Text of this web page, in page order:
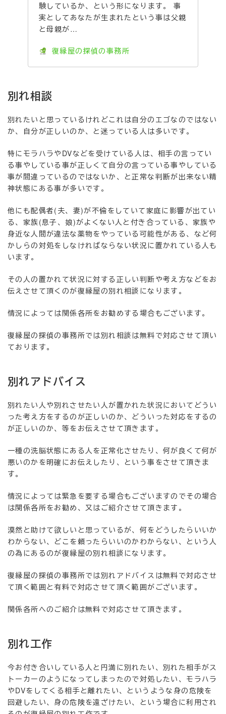
験しているか、という形になります。 事
実としてあなたが生まれたという事は父親
と母親が…
復縁屋の探偵の事務所
別れ相談
別れたいと思っているけれどこれは自分のエゴなのではない
か、自分が正しいのか、と迷っている人は多いです。
特にモラハラやDVなどを受けている人は、相手の言ってい
る事やしている事が正しくて自分の言っている事やしている
事が間違っているのではないか、と正常な判断が出来ない精
神状態にある事が多いです。
他にも配偶者(夫、妻)が不倫をしていて家庭に影響が出てい
る、家族(息子、娘)がよくない人と付き合っている、家族や
身近な人間が違法な薬物をやっている可能性がある、など何
かしらの対処をしなければならない状況に置かれている人も
います。
その人の置かれて状況に対する正しい判断や考え方などをお
伝えさせて頂くのが復縁屋の別れ相談になります。
情況によっては関係各所をお勧めする場合もございます。
復縁屋の探偵の事務所では別れ相談は無料で対応させて頂い
ております。
別れアドバイス
別れたい人や別れさせたい人が置かれた状況においてどうい
った考え方をするのが正しいのか、どういった対応をするの
が正しいのか、等をお伝えさせて頂きます。
一種の洗脳状態にある人を正常化させたり、何が良くて何が
悪いのかを明確にお伝えしたり、という事をさせて頂きま
す。
情況によっては緊急を要する場合もございますのでその場合
は関係各所をお勧め、又はご紹介させて頂きます。
漠然と助けて欲しいと思っているが、何をどうしたらいいか
わからない、どこを頼ったらいいのかわからない、という人
の為にあるのが復縁屋の別れ相談になります。
復縁屋の探偵の事務所では別れアドバイスは無料で対応させ
て頂く範囲と有料で対応させて頂く範囲がございます。
関係各所へのご紹介は無料で対応させて頂きます。
別れ工作
今お付き合いしている人と円満に別れたい、別れた相手がス
トーカーのようになってしまったので対処したい、モラハラ
やDVをしてくる相手と離れたい、というような身の危険を
回避したい、身の危険を遠ざけたい、という場合に利用され